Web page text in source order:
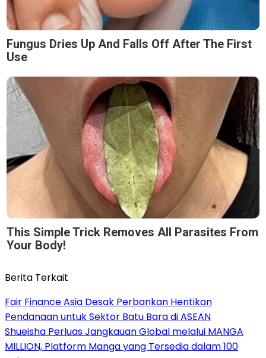
Fungus Dries Up And Falls Off After The First
Use
This Simple Trick Removes All Parasites From
Your Body!
Berita Terkait
Fair Finance Asia Desak Perbankan Hentikan
Pendanaan untuk Sektor Batu Bara di ASEAN
Shueisha Perluas Jangkauan Global melalui MANGA
MILLION, Platform Manga yang Tersedia dalam 100